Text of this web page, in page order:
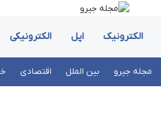
الکترونیک اپل الکترونیکی
مجله جیرو بین الملل اقتصادی